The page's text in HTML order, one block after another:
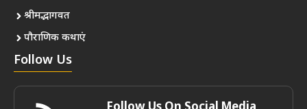
श्रीमद्भागवत
पौराणिक कथाएं
Follow Us